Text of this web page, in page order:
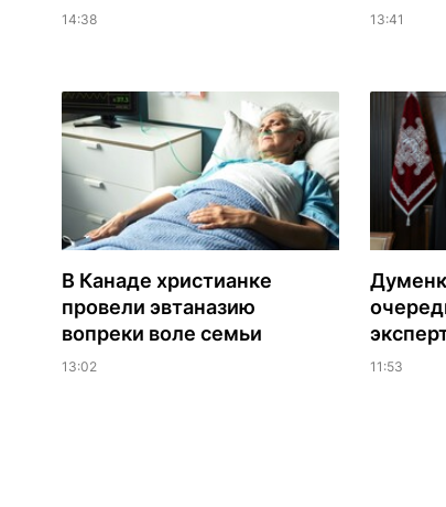
14:38 13:41
В Канаде христианке
провели эвтаназию
вопреки воле семьи
13:02 11:53